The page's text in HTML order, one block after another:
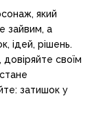
який
зайвим, а
ідей, рішень.
своїм
затишок у